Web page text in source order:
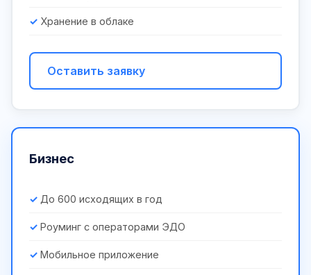
Хранение в облаке
Оставить заявку
Бизнес
До 600 исходящих в год
Роуминг с операторами ЭДО
Мобильное приложение